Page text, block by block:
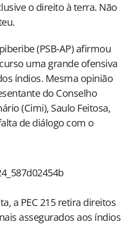
o direito à terra. Não
(PSB-AP) afirmou
uma grande ofensiva
índios. Mesma opinião
do Conselho
(Cimi), Saulo Feitosa,
de diálogo com o
a PEC 215 retira direitos
assegurados aos índios